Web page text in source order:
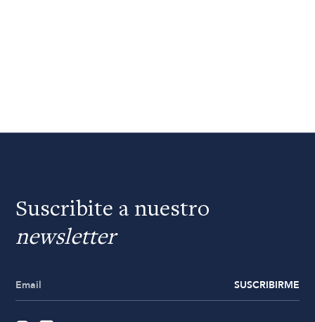
Suscribite a nuestro
newsletter
SUSCRIBIRME